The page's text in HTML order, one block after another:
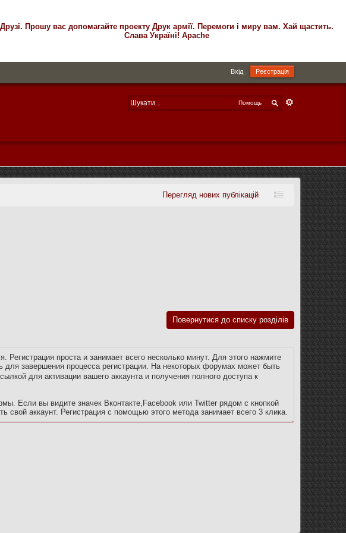
Друзі. Прошу вас допомагайте проекту Друк армії. Перемоги і миру вам. Хай щастить.
Слава Україні! Apache
Вхід Реєстрація
Помощь
Перегляд нових публікацій
Повернутися до списку розділів
проста и занимает всего несколько минут. Для этого нажмите
завершения процесса регистрации. На некоторых форумах может быть
для активации вашего аккаунта и получения полного доступа к
Если вы видите значек Вконтакте,Facebook или Twitter рядом с кнопкой
​​аккаунт. Регистрация с помощью этого метода занимает всего 3 клика.